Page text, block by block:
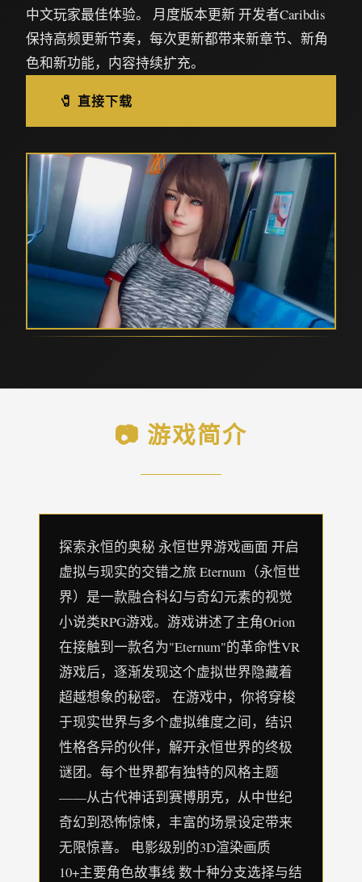
中文玩家最佳体验。 月度版本更新 开发者Caribdis
保持高频更新节奏，每次更新都带来新章节、新角
色和新功能，内容持续扩充。
🧷 直接下载
📷 游戏简介
探索永恒的奥秘 永恒世界游戏画面 开启
虚拟与现实的交错之旅 Eternum（永恒世
界）是一款融合科幻与奇幻元素的视觉
小说类RPG游戏。游戏讲述了主角Orion
在接触到一款名为"Eternum"的革命性VR
游戏后，逐渐发现这个虚拟世界隐藏着
超越想象的秘密。 在游戏中，你将穿梭
于现实世界与多个虚拟维度之间，结识
性格各异的伙伴，解开永恒世界的终极
谜团。每个世界都有独特的风格主题
——从古代神话到赛博朋克，从中世纪
奇幻到恐怖惊悚，丰富的场景设定带来
无限惊喜。 电影级别的3D渲染画质
10+主要角色故事线 数十种分支选择与结